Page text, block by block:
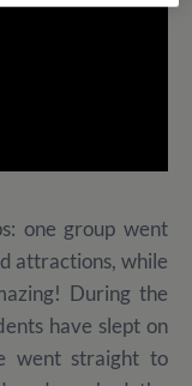
one group went
attractions, while
During the
have slept on
went straight to